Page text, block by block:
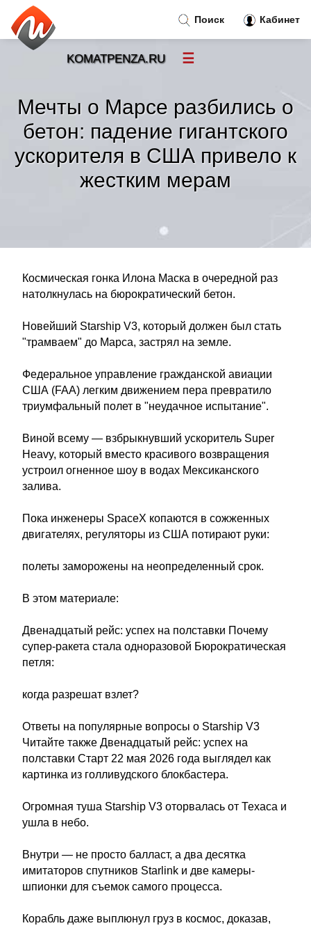
Мечты о Марсе разбились о
бетон: падение гигантского
ускорителя в США привело к
жестким мерам
Космическая гонка Илона Маска в очередной раз
натолкнулась на бюрократический бетон.
Новейший Starship V3, который должен был стать
"трамваем" до Марса, застрял на земле.
Федеральное управление гражданской авиации
США (FAA) легким движением пера превратило
триумфальный полет в "неудачное испытание".
Виной всему — взбрыкнувший ускоритель Super
Heavy, который вместо красивого возвращения
устроил огненное шоу в водах Мексиканского
залива.
Пока инженеры SpaceX копаются в сожженных
двигателях, регуляторы из США потирают руки:
полеты заморожены на неопределенный срок.
В этом материале:
Двенадцатый рейс: успех на полставки Почему
супер-ракета стала одноразовой Бюрократическая
петля:
когда разрешат взлет?
Ответы на популярные вопросы о Starship V3
Читайте также Двенадцатый рейс: успех на
полставки Старт 22 мая 2026 года выглядел как
картинка из голливудского блокбастера.
Огромная туша Starship V3 оторвалась от Техаса и
ушла в небо.
Внутри — не просто балласт, а два десятка
имитаторов спутников Starlink и две камеры-
шпионки для съемок самого процесса.
Корабль даже выплюнул груз в космос, доказав,
Поиск Кабинет
KOMATPENZA.RU ☰
Новости»
Тренды новостей»
Рубрики»